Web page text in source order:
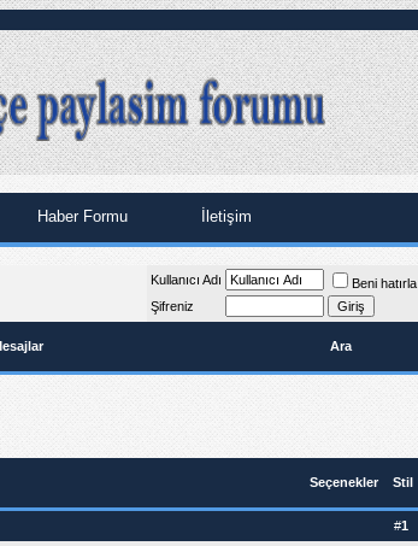
Haber Formu İletişim
Kullanıcı Adı
Beni hatırla
Şifreniz
Ara
Seçenekler Stil
#1